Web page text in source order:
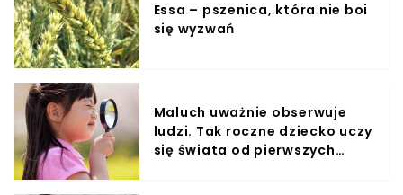
Essa – pszenica, która nie boi
się wyzwań
Maluch uważnie obserwuje
ludzi. Tak roczne dziecko uczy
się świata od pierwszych